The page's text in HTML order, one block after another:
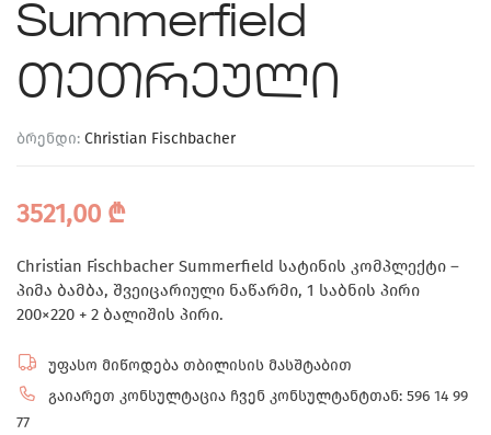
Summerfield
თეთრეული
ბრენდი: Christian Fischbacher
3521,00 ₾
Christian Fischbacher Summerfield სატინის კომპლექტი –
პიმა ბამბა, შვეიცარიული ნაწარმი, 1 საბნის პირი
200×220 + 2 ბალიშის პირი.
უფასო მიწოდება თბილისის მასშტაბით
გაიარეთ კონსულტაცია ჩვენ კონსულტანტთან: 596 14 99
77